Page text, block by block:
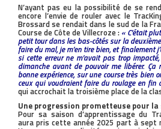
N’ayant pas eu la possibilité de se
encore l’envie de rouler avec le
Brossard se rendait dans le sud de la
Course de Côte de Villecroze : « C’était
petit tour dans les bas-côtés sur la deuxième
faire du mal, je m’en tire bien, et finalement
si cette erreur ne m’avait pas trop
dimanche avant de pouvoir me libérer.
bonne expérience, sur une course très bien
ceux qui voudraient faire du roulage en fin
qui accrochait la troisième place de la
Une progression prometteuse pour
Pour sa saison d’apprentissage du
aura pris cette année 2025 part à sept